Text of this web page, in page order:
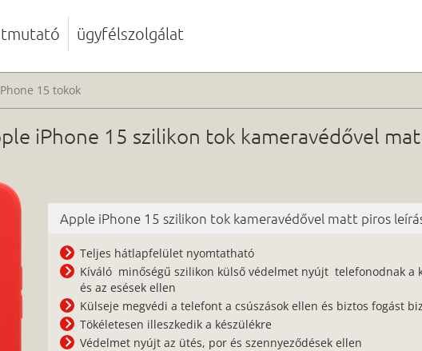
ügyfélszolgálat
15 tokok
iPhone 15 szilikon tok kameravédővel
Apple iPhone 15 szilikon tok kameravédővel matt piros
Teljes hátlapfelület nyomtatható
Kíváló minőségű szilikon külső védelmet nyújt telefonodnak a
és az esések ellen
Külseje megvédi a telefont a csúszások ellen és biztos fogást
Tökéletesen illeszkedik a készülékre
Védelmet nyújt az ütés, por és szennyeződések ellen